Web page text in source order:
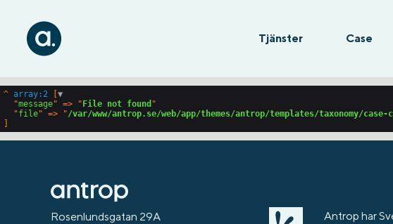
Tjänster Case
^ array:2
▼
  "
message" => " File not found "
  "
file" => "/var/www/antrop.se/web/app/themes/antrop/templates/taxonomy/
Rosenlundsgatan 29A
Antrop har